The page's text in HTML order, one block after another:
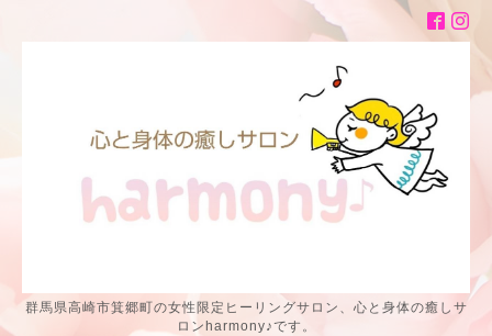
群馬県高崎市箕郷町の女性限定ヒーリングサロン、心と身体の癒しサ
ロンharmony♪です。